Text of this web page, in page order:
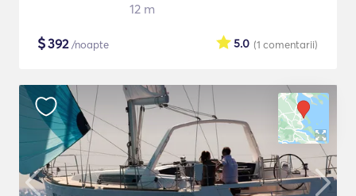
12 m
$392/noapte (1 comentarii)
5.0